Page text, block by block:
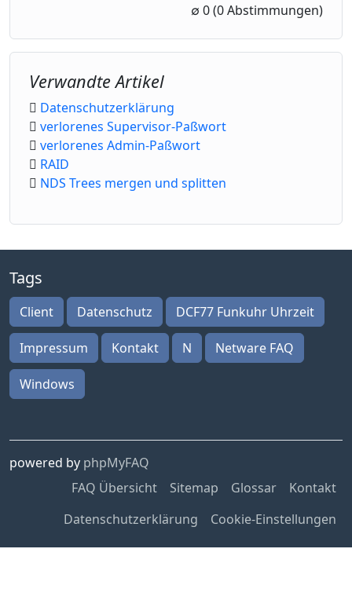
2 Stars3 Stars
4 Stars
5 Stars
∅ 0(0 Abstimmungen)
Verwandte Artikel
Datenschutzerklärung
verlorenes Supervisor-Paßwort
verlorenes Admin-Paßwort
RAID
NDS Trees mergen und splitten
Tags
Client Datenschutz DCF77 Funkuhr Uhrzeit
Impressum Kontakt N Netware FAQ
Windows
powered by phpMyFAQ
FAQ Übersicht
Sitemap Glossar
Kontakt
Datenschutzerklärung
Cookie-Einstellungen